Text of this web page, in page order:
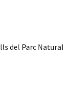
del Parc Natural